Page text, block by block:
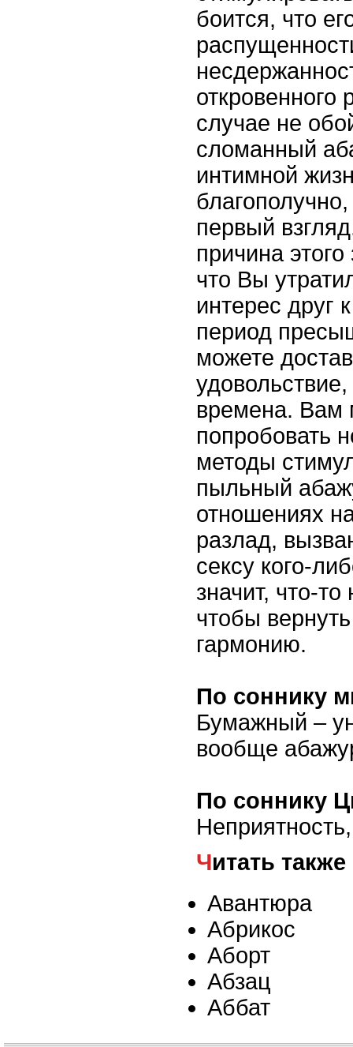
боится, что
откровенного
случае не
сломанный
интимной
первый
причина
что Вы
интерес друг
период
можете
времена. Вам
попробовать
методы
пыльный
отношениях
разлад,
сексу кого-
значит, что-
чтобы
гармонию.
По соннику
Бумажный –
вообще
По соннику
Читать также
Авантюра
Абрикос
Аборт
Абзац
Аббат